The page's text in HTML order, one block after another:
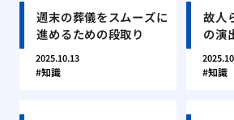
週末の葬儀をスムーズに
進めるための段取り
2025.10.13
知識
故人
の演
知識